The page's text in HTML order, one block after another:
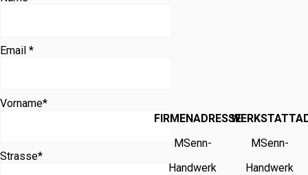
Email *
Vorname*
Strasse*
FIRMENADRESSE
MSenn-
Handwerk
MSenn-
Handwerk